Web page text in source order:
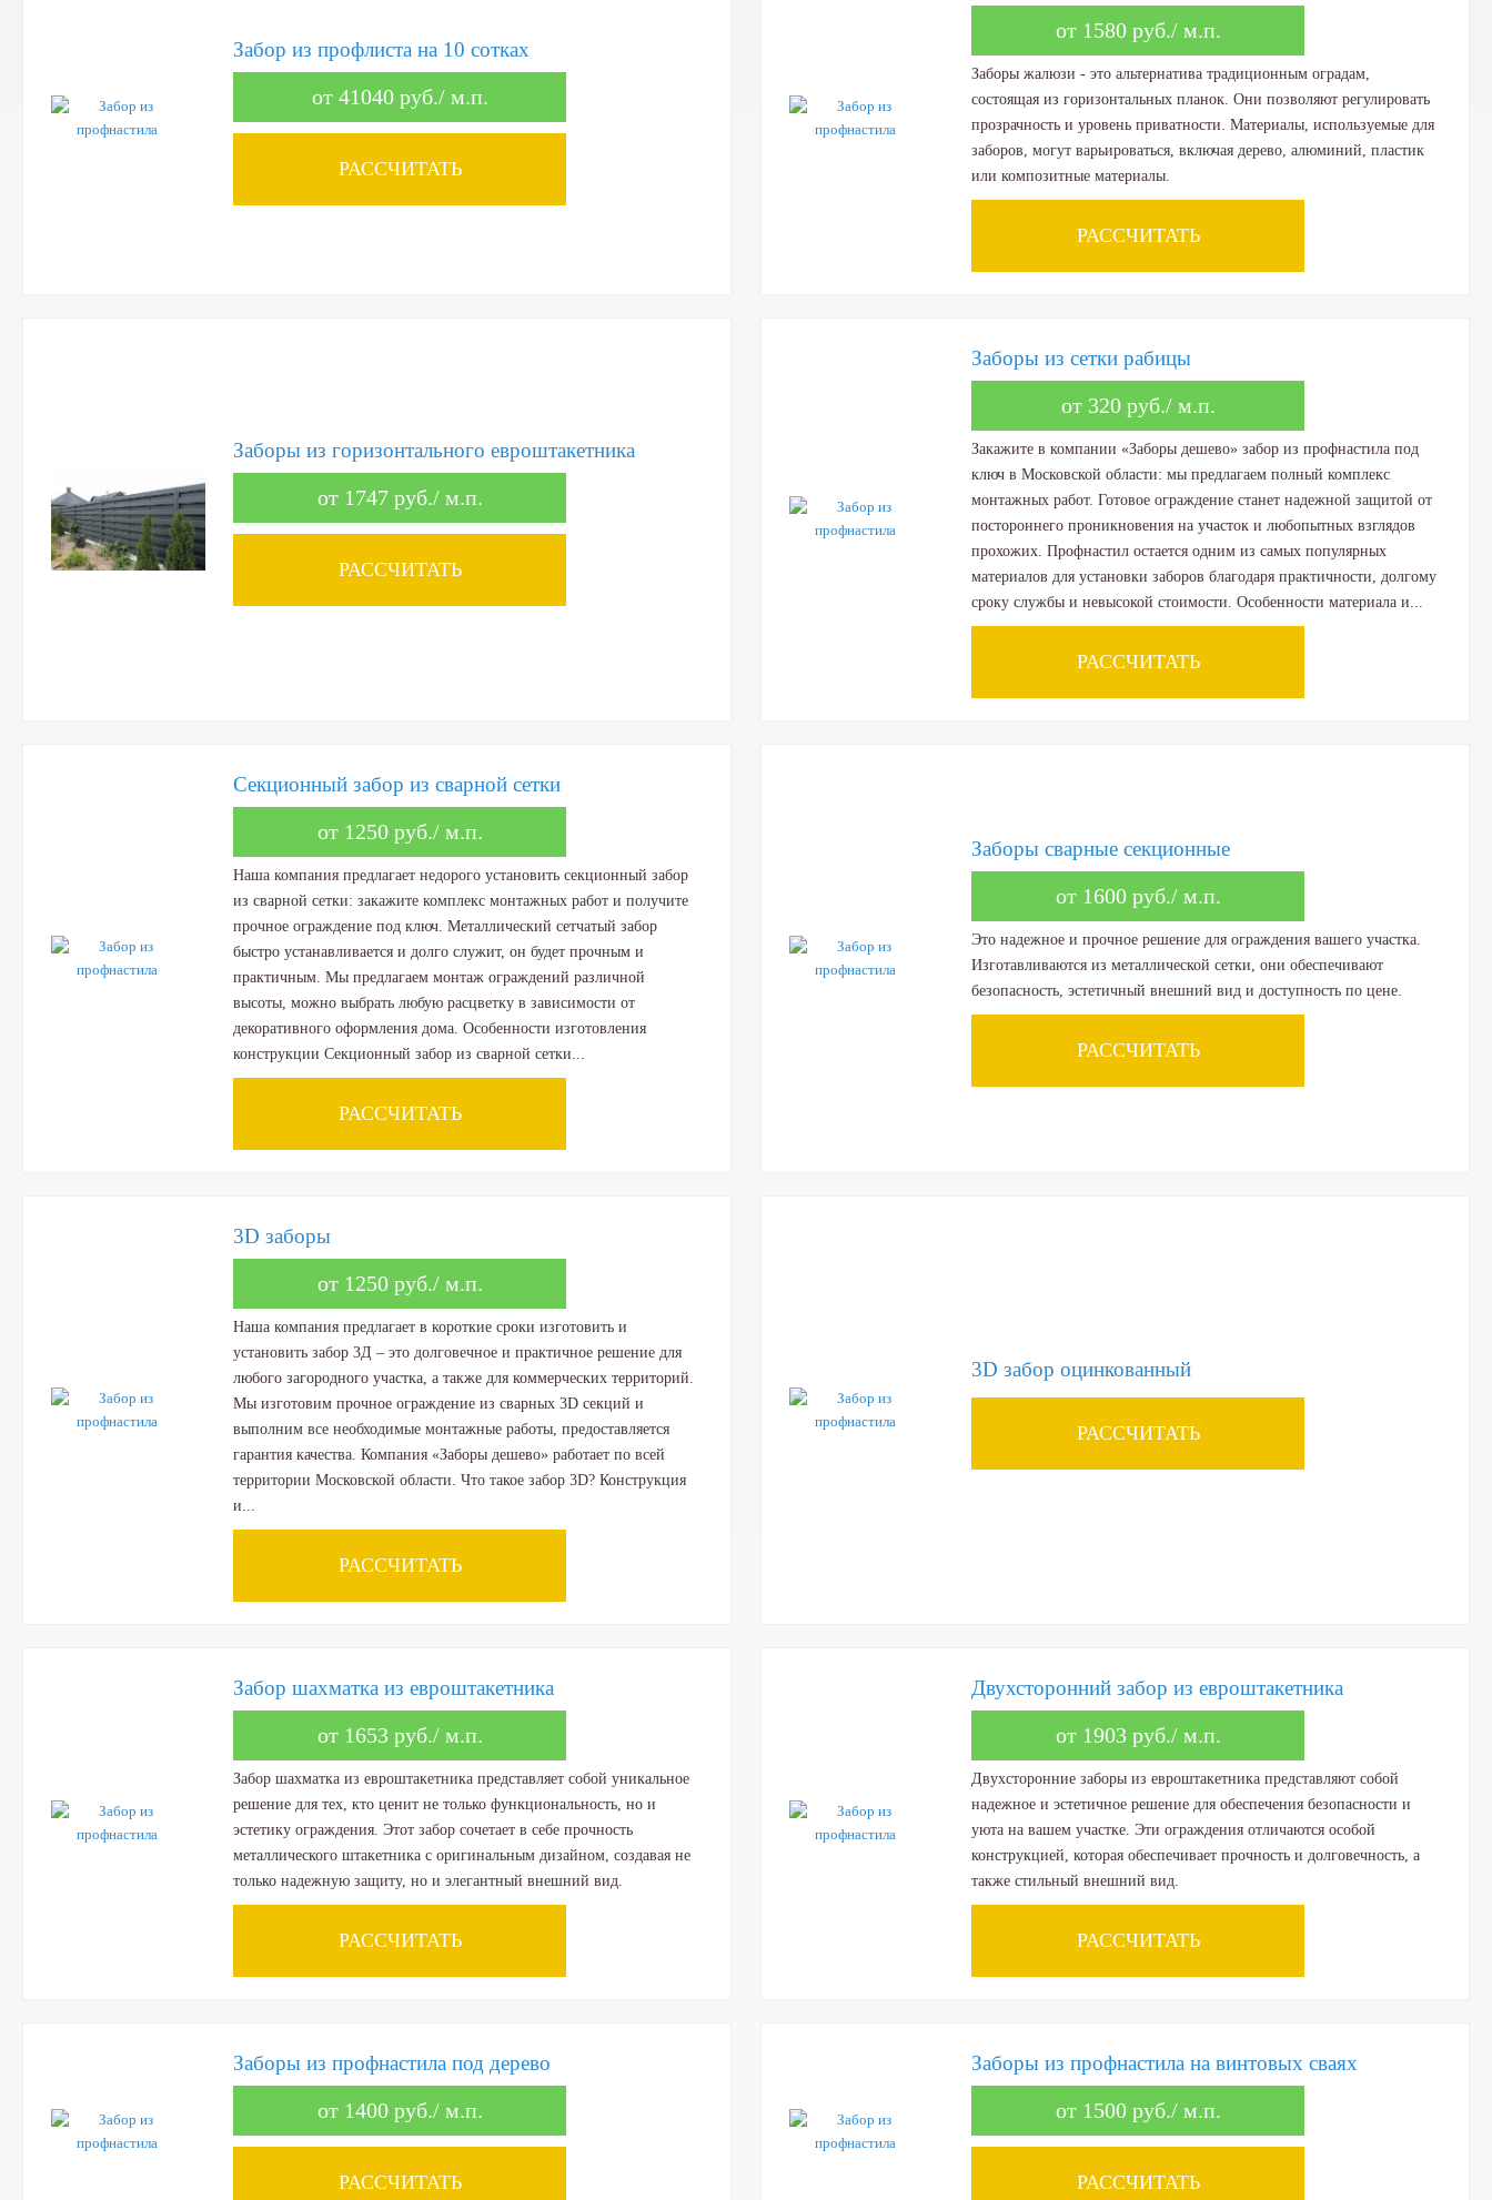
Забор из профлиста на 10 сотках
от 41040 руб./ м.п.
РАССЧИТАТЬ
от 1580 руб./ м.п.
Заборы жалюзи - это альтернатива традиционным оградам,
состоящая из горизонтальных планок. Они позволяют регулировать
прозрачность и уровень приватности. Материалы, используемые для
заборов, могут варьироваться, включая дерево, алюминий, пластик
или композитные материалы.
РАССЧИТАТЬ
Заборы из горизонтального евроштакетника
от 1747 руб./ м.п.
РАССЧИТАТЬ
Заборы из сетки рабицы
от 320 руб./ м.п.
Закажите в компании «Заборы дешево» забор из профнастила под
ключ в Московской области: мы предлагаем полный комплекс
монтажных работ. Готовое ограждение станет надежной защитой от
постороннего проникновения на участок и любопытных взглядов
прохожих. Профнастил остается одним из самых популярных
материалов для установки заборов благодаря практичности, долгому
сроку службы и невысокой стоимости. Особенности материала и...
РАССЧИТАТЬ
Секционный забор из сварной сетки
от 1250 руб./ м.п.
Наша компания предлагает недорого установить секционный забор
из сварной сетки: закажите комплекс монтажных работ и получите
прочное ограждение под ключ. Металлический сетчатый забор
быстро устанавливается и долго служит, он будет прочным и
практичным. Мы предлагаем монтаж ограждений различной
высоты, можно выбрать любую расцветку в зависимости от
декоративного оформления дома. Особенности изготовления
конструкции Секционный забор из сварной сетки...
РАССЧИТАТЬ
Заборы сварные секционные
от 1600 руб./ м.п.
Это надежное и прочное решение для ограждения вашего участка.
Изготавливаются из металлической сетки, они обеспечивают
безопасность, эстетичный внешний вид и доступность по цене.
РАССЧИТАТЬ
3D заборы
от 1250 руб./ м.п.
Наша компания предлагает в короткие сроки изготовить и
установить забор 3Д – это долговечное и практичное решение для
любого загородного участка, а также для коммерческих территорий.
Мы изготовим прочное ограждение из сварных 3D секций и
выполним все необходимые монтажные работы, предоставляется
гарантия качества. Компания «Заборы дешево» работает по всей
территории Московской области. Что такое забор 3D? Конструкция
и...
РАССЧИТАТЬ
3D забор оцинкованный
РАССЧИТАТЬ
Забор шахматка из евроштакетника
от 1653 руб./ м.п.
Забор шахматка из евроштакетника представляет собой уникальное
решение для тех, кто ценит не только функциональность, но и
эстетику ограждения. Этот забор сочетает в себе прочность
металлического штакетника с оригинальным дизайном, создавая не
только надежную защиту, но и элегантный внешний вид.
РАССЧИТАТЬ
Двухсторонний забор из евроштакетника
от 1903 руб./ м.п.
Двухсторонние заборы из евроштакетника представляют собой
надежное и эстетичное решение для обеспечения безопасности и
уюта на вашем участке. Эти ограждения отличаются особой
конструкцией, которая обеспечивает прочность и долговечность, а
также стильный внешний вид.
РАССЧИТАТЬ
Заборы из профнастила под дерево
от 1400 руб./ м.п.
РАССЧИТАТЬ
Заборы из профнастила на винтовых сваях
от 1500 руб./ м.п.
РАССЧИТАТЬ